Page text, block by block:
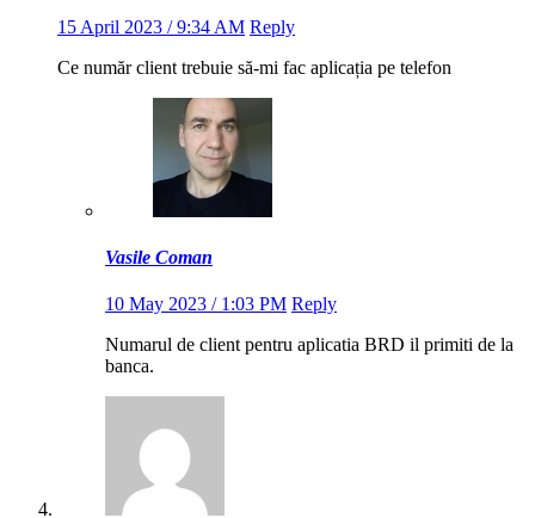
15 April 2023 / 9:34 AM Reply
Ce număr client trebuie să-mi fac aplicația pe telefon
Vasile Coman
10 May 2023 / 1:03 PM Reply
Numarul de client pentru aplicatia BRD il primiti de la
banca.